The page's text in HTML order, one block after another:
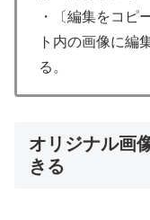
・〔編集をコピ
ト内の画像に編
る。
オリジナル画
きる